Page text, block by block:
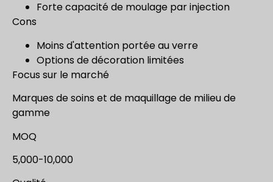
Forte capacité de moulage par injection
Cons
Moins d'attention portée au verre
Options de décoration limitées
Focus sur le marché
Marques de soins et de maquillage de milieu de
gamme
MOQ
5,000-10,000